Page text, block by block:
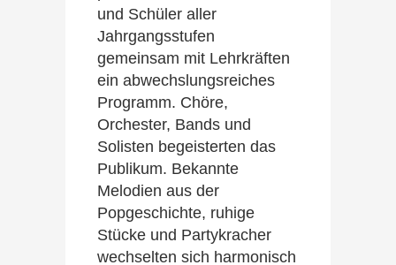
und Schüler aller
Jahrgangsstufen
gemeinsam mit Lehrkräften
ein abwechslungsreiches
Programm. Chöre,
Orchester, Bands und
Solisten begeisterten das
Publikum. Bekannte
Melodien aus der
Popgeschichte, ruhige
Stücke und Partykracher
wechselten sich harmonisch